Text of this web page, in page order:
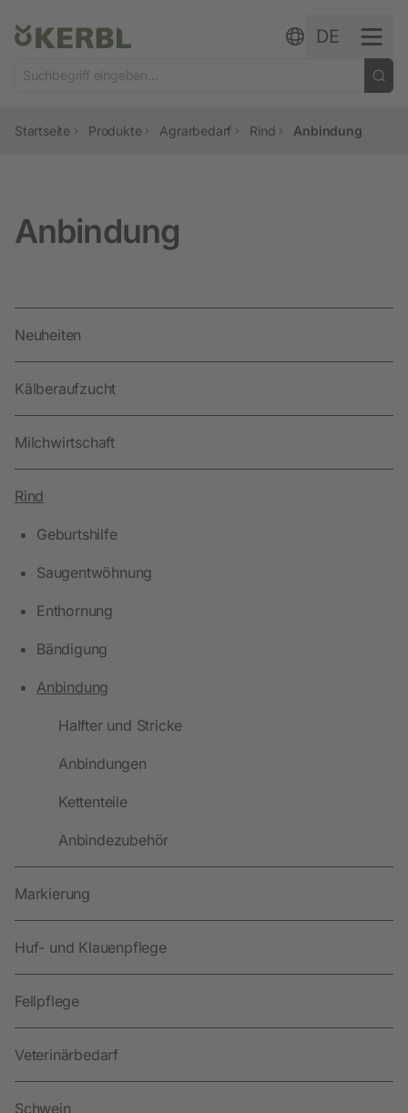
DE
Startseite Produkte Agrarbedarf Rind Anbindung
Anbindung
Neuheiten
Kälberaufzucht
Milchwirtschaft
Rind
Geburtshilfe
Saugentwöhnung
Enthornung
Bändigung
Anbindung
Halfter und Stricke
Anbindungen
Kettenteile
Anbindezubehör
Markierung
Huf- und Klauenpflege
Fellpflege
Veterinärbedarf
Schwein